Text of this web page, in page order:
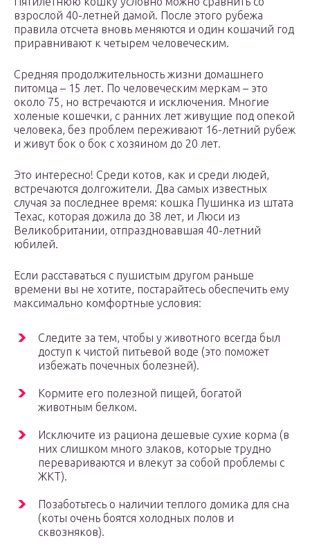
взрослой 40-летней дамой. После этого рубежа
правила отсчета вновь меняются и один кошачий год
приравнивают к четырем человеческим.
Средняя продолжительность жизни домашнего
питомца – 15 лет. По человеческим меркам – это
около 75, но встречаются и исключения. Многие
холеные кошечки, с ранних лет живущие под опекой
человека, без проблем переживают 16-летний рубеж
и живут бок о бок с хозяином до 20 лет.
Это интересно! Среди котов, как и среди людей,
встречаются долгожители. Два самых известных
случая за последнее время: кошка Пушинка из штата
Техас, которая дожила до 38 лет, и Люси из
Великобритании, отпраздновавшая 40-летний
юбилей.
Если расставаться с пушистым другом раньше
времени вы не хотите, постарайтесь обеспечить ему
максимально комфортные условия:
Следите за тем, чтобы у животного всегда был
доступ к чистой питьевой воде (это поможет
избежать почечных болезней).
Кормите его полезной пищей, богатой
животным белком.
Исключите из рациона дешевые сухие корма (в
них слишком много злаков, которые трудно
перевариваются и влекут за собой проблемы с
ЖКТ).
Позаботьтесь о наличии теплого домика для сна
(коты очень боятся холодных полов и
сквозняков).